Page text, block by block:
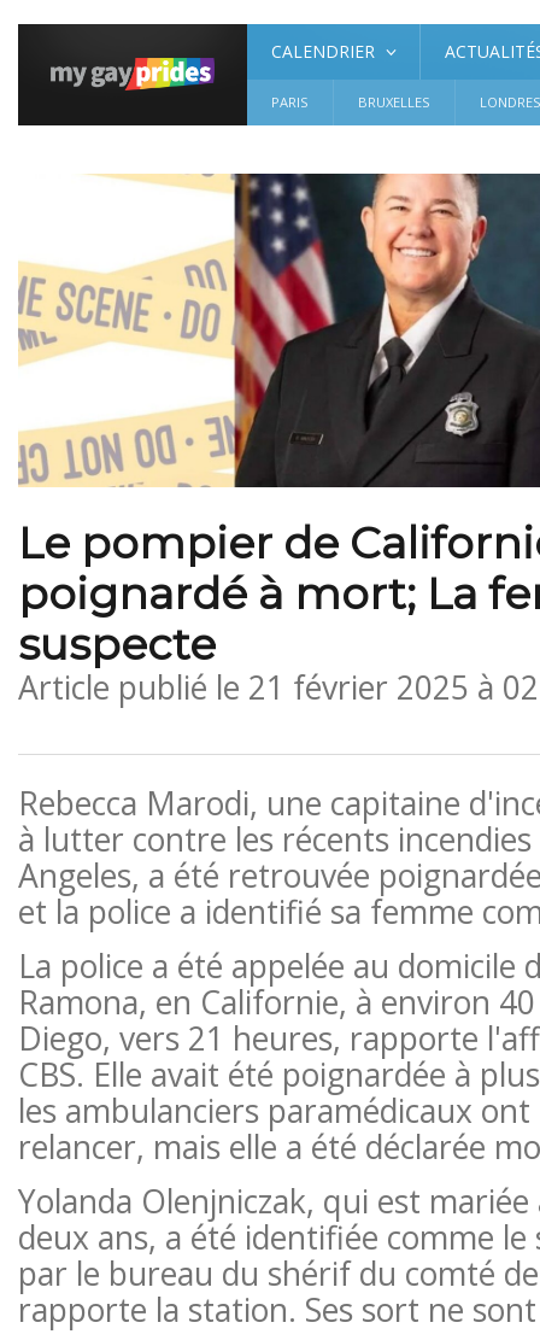
CALENDRIER
PARIS BRUXELLES LONDRES
Le pompier de
poignardé à mort; La
suspecte
Article publié le 21 février 2025 à
Rebecca Marodi, une capitaine
à lutter contre les récents
Angeles, a été retrouvée
et la police a identifié sa femme
La police a été appelée au domicile
Ramona, en Californie, à environ
Diego, vers 21 heures, rapporte
CBS. Elle avait été poignardée à
les ambulanciers paramédicaux
relancer, mais elle a été déclarée
Yolanda Olenjniczak, qui est
deux ans, a été identifiée comme
par le bureau du shérif du comté
rapporte la station. Ses sort ne